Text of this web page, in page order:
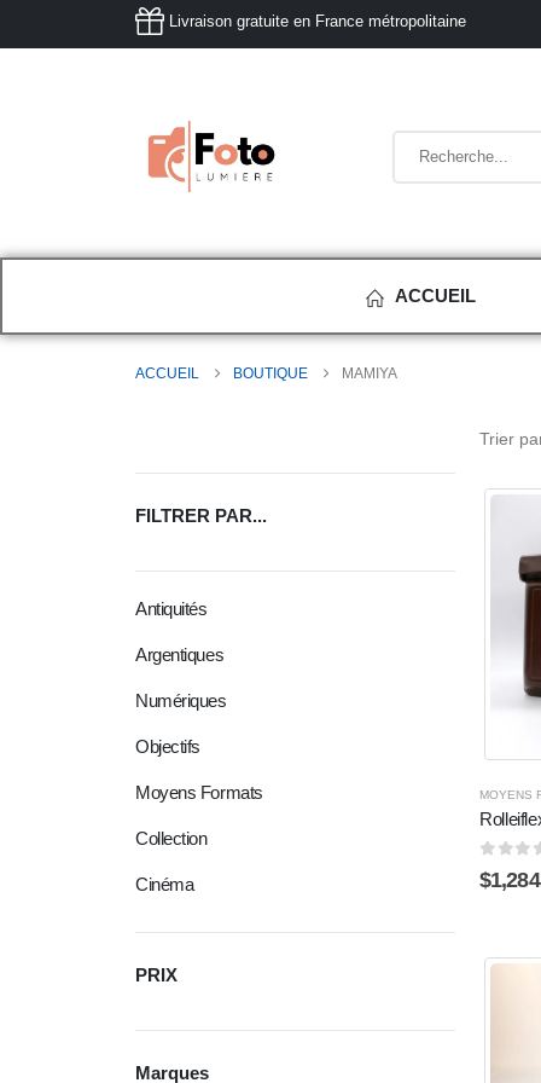
Livraison gratuite en France métropolitaine
ACCUEIL
ACCUEIL BOUTIQUE MAMIYA
Trier
MOYENS
0 sur 5
$
FILTRER PAR...
Antiquités
Argentiques
Numériques
Objectifs
Moyens Formats
Collection
Cinéma
PRIX
Marques